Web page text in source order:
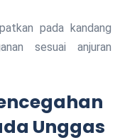
pada kandang
sesuai anjuran
Unggas